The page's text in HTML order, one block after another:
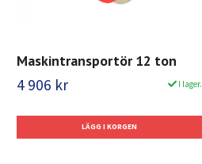
Maskintransportör 12 ton
4 906 kr I lager.